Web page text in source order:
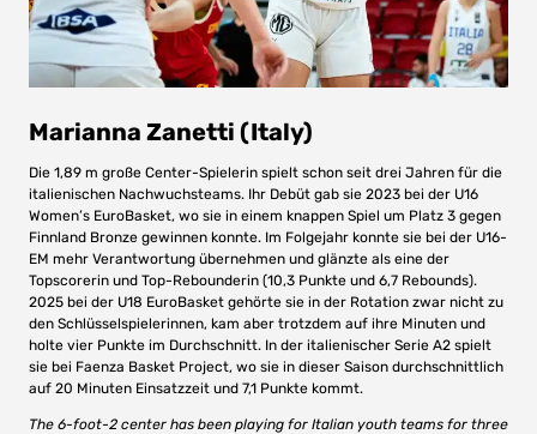
Marianna Zanetti (Italy)
Die 1,89 m große Center-Spielerin spielt schon seit drei Jahren für die
italienischen Nachwuchsteams. Ihr Debüt gab sie 2023 bei der U16
Women’s EuroBasket, wo sie in einem knappen Spiel um Platz 3 gegen
Finnland Bronze gewinnen konnte. Im Folgejahr konnte sie bei der U16-
EM mehr Verantwortung übernehmen und glänzte als eine der
Topscorerin und Top-Rebounderin (10,3 Punkte und 6,7 Rebounds).
2025 bei der U18 EuroBasket gehörte sie in der Rotation zwar nicht zu
den Schlüsselspielerinnen, kam aber trotzdem auf ihre Minuten und
holte vier Punkte im Durchschnitt. In der italienischer Serie A2 spielt
sie bei Faenza Basket Project, wo sie in dieser Saison durchschnittlich
auf 20 Minuten Einsatzzeit und 7,1 Punkte kommt.
The 6-foot-2 center has been playing for Italian youth teams for three